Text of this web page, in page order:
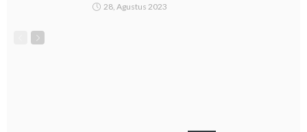
28, Agustus 2023